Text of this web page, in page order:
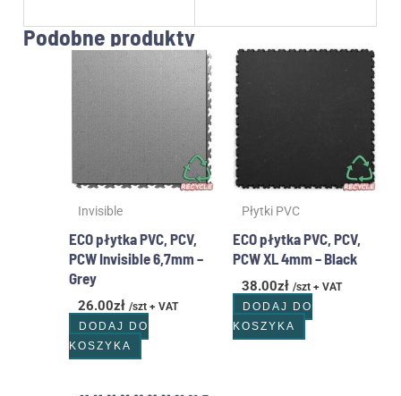
Podobne produkty
Invisible
ECO płytka PVC, PCV,
PCW Invisible 6,7mm –
Grey
26.00zł /szt + VAT
DODAJ DO
KOSZYKA
Płytki PVC
ECO płytka PVC, PCV,
PCW XL 4mm – Black
38.00zł /szt + VAT
DODAJ DO
KOSZYKA